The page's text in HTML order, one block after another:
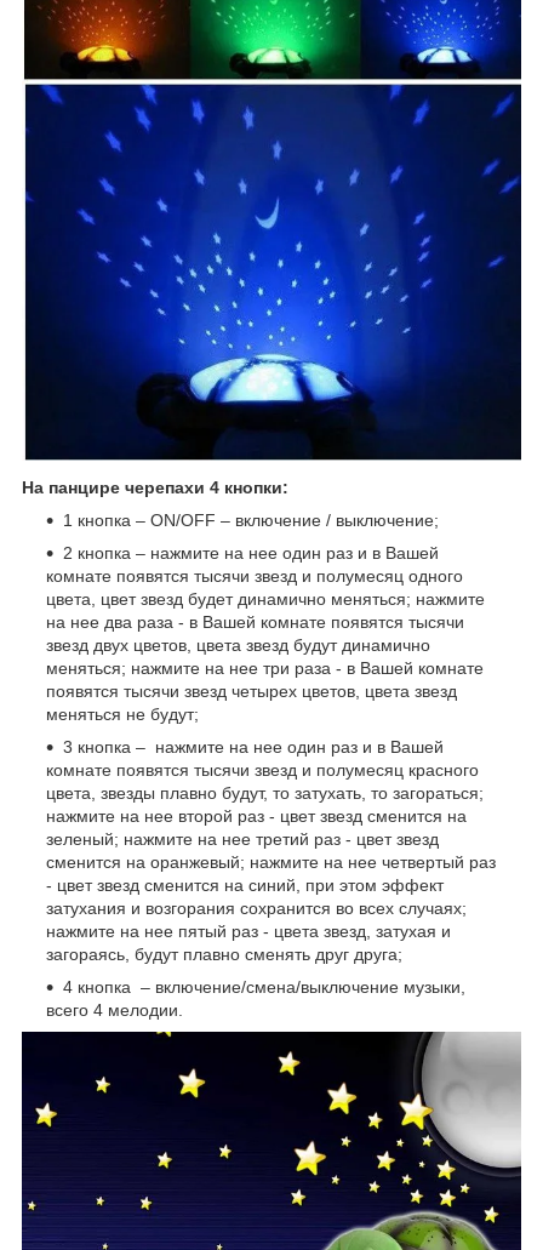
На панцире черепахи 4 кнопки:
1 кнопка – ON/OFF – включение / выключение;
2 кнопка – нажмите на нее один раз и в Вашей
комнате появятся тысячи звезд и полумесяц одного
цвета, цвет звезд будет динамично меняться; нажмите
на нее два раза - в Вашей комнате появятся тысячи
звезд двух цветов, цвета звезд будут динамично
меняться; нажмите на нее три раза - в Вашей комнате
появятся тысячи звезд четырех цветов, цвета звезд
меняться не будут;
3 кнопка – нажмите на нее один раз и в Вашей
комнате появятся тысячи звезд и полумесяц красного
цвета, звезды плавно будут, то затухать, то загораться;
нажмите на нее второй раз - цвет звезд сменится на
зеленый; нажмите на нее третий раз - цвет звезд
сменится на оранжевый; нажмите на нее четвертый раз
- цвет звезд сменится на синий, при этом эффект
затухания и возгорания сохранится во всех случаях;
нажмите на нее пятый раз - цвета звезд, затухая и
загораясь, будут плавно сменять друг друга;
4 кнопка – включение/смена/выключение музыки,
всего 4 мелодии.